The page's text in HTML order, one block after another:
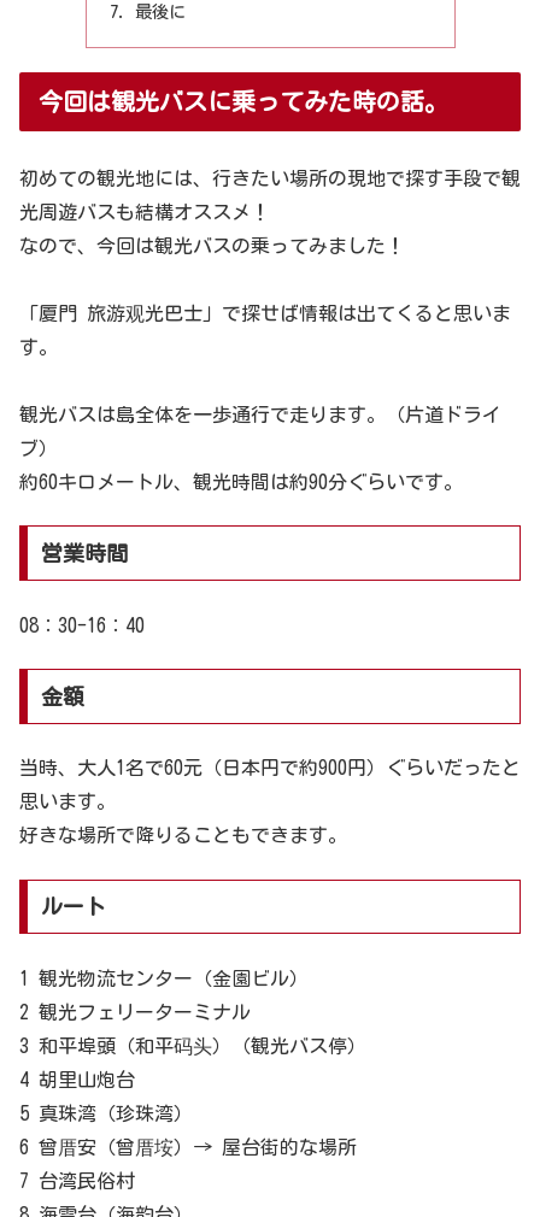
最後に
今回は観光バスに乗ってみた時の話。
初めての観光地には、行きたい場所の現地で探す手段で観
光周遊バスも結構オススメ！
なので、今回は観光バスの乗ってみました！
「厦門 旅游观光巴士」で探せば情報は出てくると思いま
す。
観光バスは島全体を一歩通行で走ります。（片道ドライ
ブ）
約60キロメートル、観光時間は約90分ぐらいです。
営業時間
08：30-16：40
金額
当時、大人1名で60元（日本円で約900円）ぐらいだったと
思います。
好きな場所で降りることもできます。
ルート
1 観光物流センター（金園ビル）
2 観光フェリーターミナル
3 和平埠頭（和平码头）（観光バス停）
4 胡里山炮台
5 真珠湾（珍珠湾）
6 曾厝安（曾厝垵）→ 屋台街的な場所
7 台湾民俗村